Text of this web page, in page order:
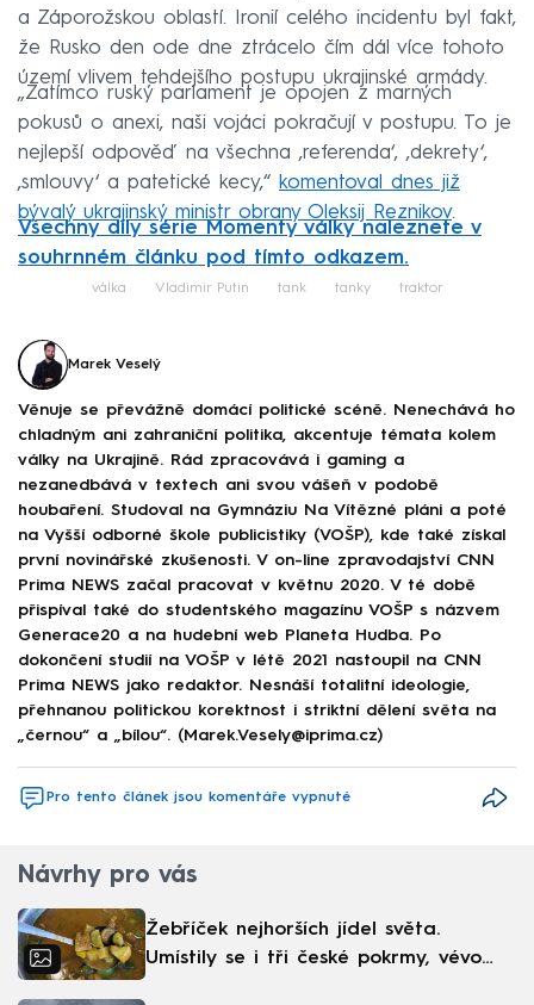
a Záporožskou oblastí. Ironií celého incidentu byl fakt,
že Rusko den ode dne ztrácelo čím dál více tohoto
území vlivem tehdejšího postupu ukrajinské armády.
„Zatímco ruský parlament je opojen z marných
pokusů o anexi, naši vojáci pokračují v postupu. To je
nejlepší odpověď na všechna ‚referenda‘, ‚dekrety‘,
‚smlouvy‘ a patetické kecy,“ komentoval dnes již
bývalý ukrajinský ministr obrany Oleksij Reznikov.
Všechny díly série Momenty války naleznete v
souhrnném článku pod tímto odkazem.
válka Vladimir Putin tank tanky traktor
Marek Veselý
Věnuje se převážně domácí politické scéně. Nenechává ho
chladným ani zahraniční politika, akcentuje témata kolem
války na Ukrajině. Rád zpracovává i gaming a
nezanedbává v textech ani svou vášeň v podobě
houbaření. Studoval na Gymnáziu Na Vítězné pláni a poté
na Vyšší odborné škole publicistiky (VOŠP), kde také získal
první novinářské zkušenosti. V on-line zpravodajství CNN
Prima NEWS začal pracovat v květnu 2020. V té době
přispíval také do studentského magazínu VOŠP s názvem
Generace20 a na hudební web Planeta Hudba. Po
dokončení studií na VOŠP v létě 2021 nastoupil na CNN
Prima NEWS jako redaktor. Nesnáší totalitní ideologie,
přehnanou politickou korektnost i striktní dělení světa na
„černou“ a „bílou“. (Marek.Vesely@iprima.cz)
Pro tento článek jsou komentáře vypnuté
Návrhy pro vás
Žebříček nejhorších jídel světa.
Umístily se i tři české pokrmy, vévodí